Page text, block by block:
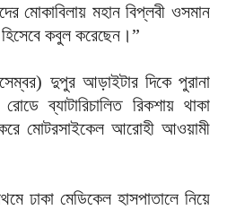
মোকাবিলায় মহান বিপ্লবী ওসমান
কবুল করেছেন।”
দুপুর আড়াইটার দিকে পুরানা
রোডে ব্যাটারিচালিত রিকশায় থাকা
মোটরসাইকেল আরোহী আওয়ামী
ঢাকা মেডিকেল হাসপাতালে নিয়ে